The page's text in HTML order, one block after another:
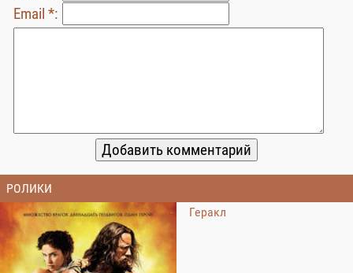
Email *:
РОЛИКИ
Геракл